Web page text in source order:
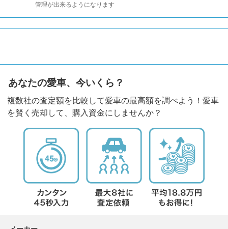
管理が出来るようになります
あなたの愛車、今いくら？
複数社の査定額を比較して愛車の最高額を調べよう！愛車
を賢く売却して、購入資金にしませんか？